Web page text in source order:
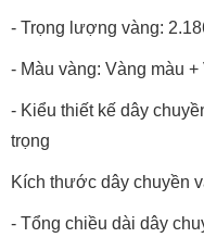
- Trọng lượng vàng:
- Màu vàng: Vàng màu +
- Kiểu thiết kế dây
trọng
Kích thước dây chuyền
- Tổng chiều dài dây